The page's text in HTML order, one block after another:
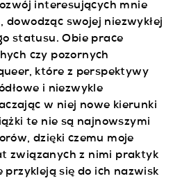
interesujących mnie
swojej niezwykłej
statusu. Obie prace
czy pozornych
które z perspektywy
i niezwykle
w niej nowe kierunki
te nie są najnowszymi
dzięki czemu moje
związanych z nimi praktyk
przykleją się do ich nazwisk